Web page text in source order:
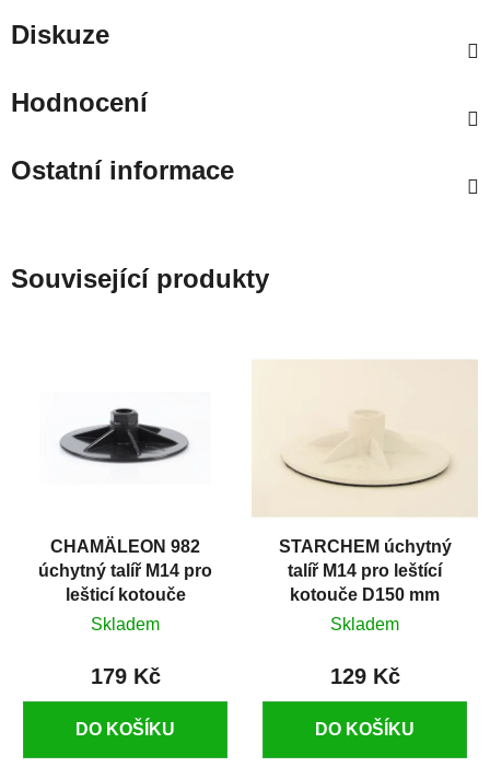
Diskuze
Hodnocení
Ostatní informace
Související produkty
CHAMÄLEON 982
úchytný talíř M14 pro
lešticí kotouče
Skladem
179 Kč
DO KOŠÍKU
STARCHEM úchytný
talíř M14 pro leštící
kotouče D150 mm
Skladem
129 Kč
DO KOŠÍKU